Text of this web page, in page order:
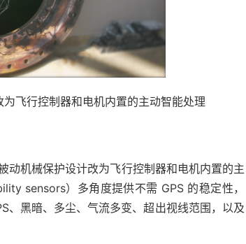
飞行控制器和电机内置的主动智能处理
机械保护设计改为飞行控制器和电机内置的主
sensors）多角度提供不需 GPS 的稳定性，
、黑暗、多尘、气流多变、超出视线范围，以及